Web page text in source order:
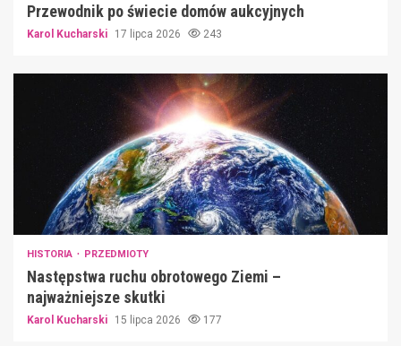
Przewodnik po świecie domów aukcyjnych
Karol Kucharski 17 lipca 2026 243
HISTORIA PRZEDMIOTY
Następstwa ruchu obrotowego Ziemi –
najważniejsze skutki
Karol Kucharski 15 lipca 2026 177